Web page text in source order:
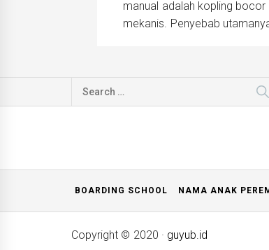
manual adalah kopling
mekanis. Penyebab
Search
BOARDING SCHOOL NAMA ANAK
Copyright © 2020 · guyub.id